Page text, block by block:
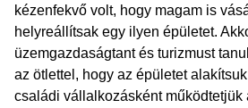
kézenfekvő volt, hogy magam is
helyreállítsak egy ilyen épületet.
üzemgazdaságtant és turizmust
az ötlettel, hogy az épületet
családi vállalkozásként működtetjük